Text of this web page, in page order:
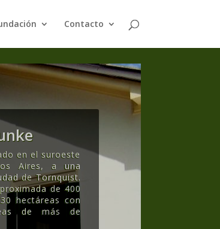
Contacto
en el suroeste
Aires, a una
de Tornquist.
de 400
hectáreas con
de más de